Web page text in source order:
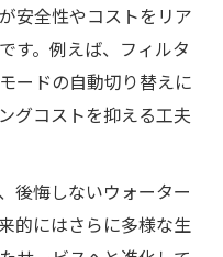
安全性やコストをリア
す。例えば、フィルタ
ードの自動切り替えに
グコストを抑える工夫
後悔しないウォーター
的にはさらに多様な生